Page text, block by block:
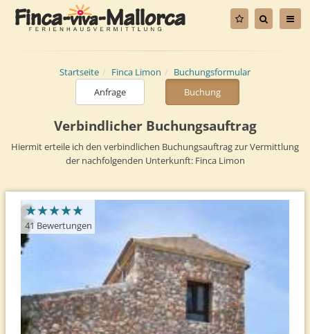
Startseite Finca Limon
Buchungsformular
Anfrage
Buchung
Verbindlicher Buchungsauftrag
Hiermit erteile ich den verbindlichen Buchungsauftrag zur Vermittlung
der nachfolgenden Unterkunft: Finca Limon
★★★★★
★★★★★
41 Bewertungen